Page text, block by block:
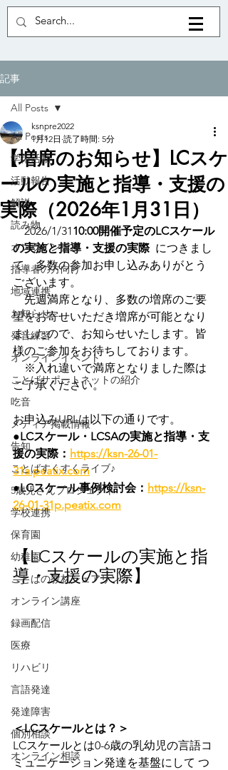
記事
All Posts
学術活動
活動報告
解説
読み物
オンライン講座
指導者の方向け
地域連携
お知らせ
発音練習
オンラインイベント
ことばサポートネットの紹介
吃音
メディア掲載情報
告知
ことばすくすくライブ♪
5歳児さんプロジェクト
学校連携
保育園
幼稚園
ことばの教材シェアリング
オンライン講座
録画配信
医療
リハビリ
言語発達
発達障害
個別相談
オンライン相談
All Posts
【増席のお知らせ】LCスケ
ールの実施と指導・支援の
実際（2026年1月31日）
ksnpre2022
1月12日 読了時間: 5分
2026/1/3110:00開催予定のLCスケール
の実施と指導・支援の実際 につきまし
て、多数の参加お申し込みありがとう
ございます。
先週満席となり、多数の増席のご要
望をお寄せいただき増席が可能となり
ましたので、お知らせいたします。皆
様のご参加をお待ちしております。
※入れ違いで満席となりました際は
ご了承ください。
お申込みURLは以下の通りです。
●LCスケール・LCSAの実施と指導・支
援の実際： https://ksn-26-01-
31a.peatix.com
●LCスケール事例検討会： https://ksn-
26-01-31p.peatix.com
【LCスケールの実施と指
導・支援の実際】
＜LCスケールとは？＞
LCスケールとは0-6歳の乳幼児の言語コ
ミュニケーション発達を基盤にして つ